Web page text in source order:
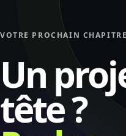
VOTRE PROCHAIN
Un
tête ?